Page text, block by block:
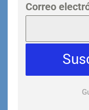
Correo